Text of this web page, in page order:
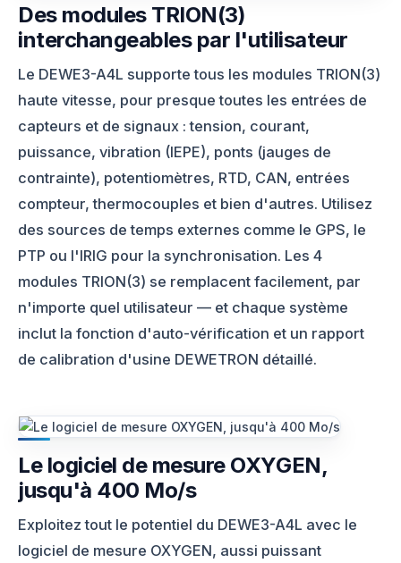
Des modules TRION(3)
interchangeables par l'utilisateur
Le DEWE3-A4L supporte tous les modules TRION(3)
haute vitesse, pour presque toutes les entrées de
capteurs et de signaux : tension, courant,
puissance, vibration (IEPE), ponts (jauges de
contrainte), potentiomètres, RTD, CAN, entrées
compteur, thermocouples et bien d'autres. Utilisez
des sources de temps externes comme le GPS, le
PTP ou l'IRIG pour la synchronisation. Les 4
modules TRION(3) se remplacent facilement, par
n'importe quel utilisateur — et chaque système
inclut la fonction d'auto-vérification et un rapport
de calibration d'usine DEWETRON détaillé.
Le logiciel de mesure OXYGEN,
jusqu'à 400 Mo/s
Exploitez tout le potentiel du DEWE3-A4L avec le
logiciel de mesure OXYGEN, aussi puissant